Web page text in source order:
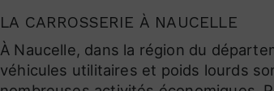
LA CARROSSERIE À NAUCELLE
À Naucelle, dans la région du
véhicules utilitaires et poids lourds